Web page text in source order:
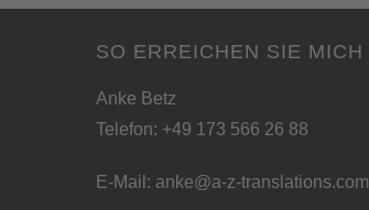
SO ERREICHEN SIE MICH
Anke Betz
Telefon: +49 173 566 26 88
E-Mail: anke@a-z-translations.com